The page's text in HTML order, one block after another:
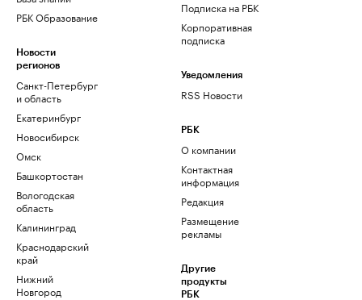
РБК Образование
Новости
регионов
Санкт-Петербург
и область
Екатеринбург
Новосибирск
Омск
Башкортостан
Вологодская
область
Калининград
Краснодарский
край
Нижний
Новгород
Подписка на РБК
Корпоративная
подписка
Уведомления
RSS Новости
РБК
О компании
Контактная
информация
Редакция
Размещение
рекламы
Другие
продукты
РБК